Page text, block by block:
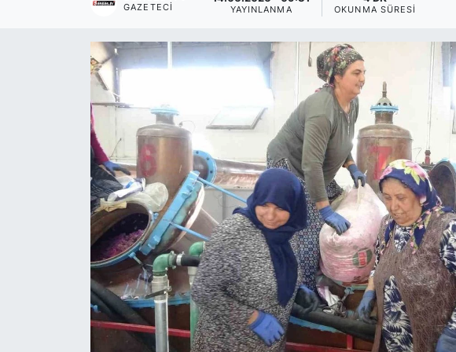
GAZETECI YAYINLANMA OKUNMA SÜRESI
YEREL HABER
Haberde insan
Tanıtım